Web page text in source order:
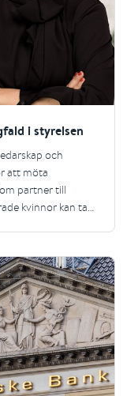
i styrelsen
och
att möta
partner till
kvinnor kan ta